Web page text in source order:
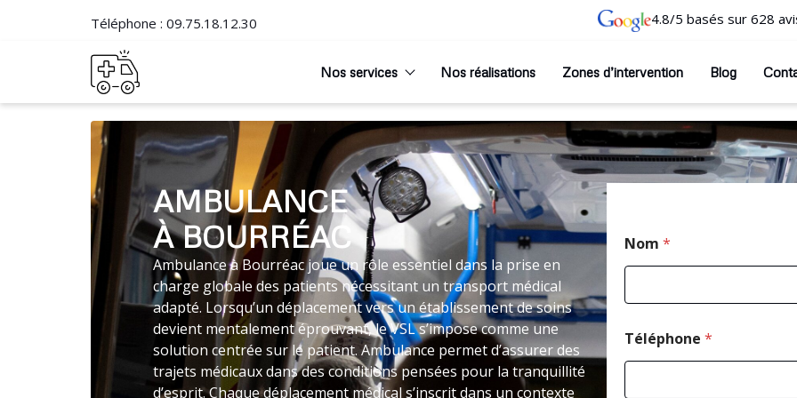
Téléphone : 09.75.18.12.30 4.8/5 basés sur 628
Nos services Nos réalisations Zones d’intervention Blog
AMBULANCE
À BOURRÉAC
Ambulance à Bourréac joue un rôle essentiel dans la prise en
charge globale des patients nécessitant un transport médical
adapté. Lorsqu’un déplacement vers un établissement de soins
devient mentalement éprouvant, le VSL s’impose comme une
solution centrée sur le patient. Ambulance permet d’assurer des
trajets médicaux dans des conditions pensées pour la tranquillité
d’esprit. Chaque déplacement médical s’inscrit dans un contexte
Nom *
Téléphone *